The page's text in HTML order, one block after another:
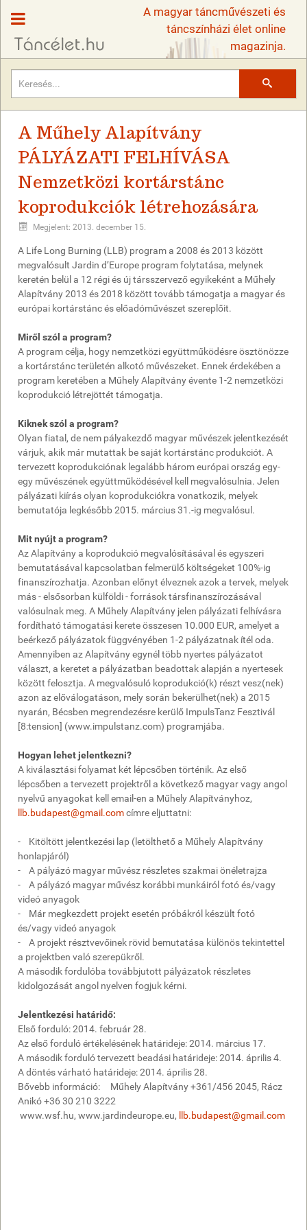
A magyar táncművészeti és
táncszínházi élet online
magazinja.
A Műhely Alapítvány
PÁLYÁZATI FELHÍVÁSA
Nemzetközi kortárstánc
koprodukciók létrehozására
Megjelent: 2013. december 15.
A Life Long Burning (LLB) program a 2008 és 2013 között
megvalósult Jardin d’Europe program folytatása, melynek
keretén belül a 12 régi és új társszervező egyikeként a Műhely
Alapítvány 2013 és 2018 között tovább támogatja a magyar és
európai kortárstánc és előadóművészet szereplőit.
Miről szól a program?
A program célja, hogy nemzetközi együttműködésre ösztönözze
a kortárstánc területén alkotó művészeket. Ennek érdekében a
program keretében a Műhely Alapítvány évente 1-2 nemzetközi
koprodukció létrejöttét támogatja.
Kiknek szól a program?
Olyan fiatal, de nem pályakezdő magyar művészek jelentkezését
várjuk, akik már mutattak be saját kortárstánc produkciót. A
tervezett koprodukciónak legalább három európai ország egy-
egy művészének együttműködésével kell megvalósulnia. Jelen
pályázati kiírás olyan koprodukciókra vonatkozik, melyek
bemutatója legkésőbb 2015. március 31.-ig megvalósul.
Mit nyújt a program?
Az Alapítvány a koprodukció megvalósításával és egyszeri
bemutatásával kapcsolatban felmerülő költségeket 100%-ig
finanszírozhatja. Azonban előnyt élveznek azok a tervek, melyek
más - elsősorban külföldi - források társfinanszírozásával
valósulnak meg. A Műhely Alapítvány jelen pályázati felhívásra
fordítható támogatási kerete összesen 10.000 EUR, amelyet a
beérkező pályázatok függvényében 1-2 pályázatnak ítél oda.
Amennyiben az Alapítvány egynél több nyertes pályázatot
választ, a keretet a pályázatban beadottak alapján a nyertesek
között felosztja. A megvalósuló koprodukció(k) részt vesz(nek)
azon az előválogatáson, mely során bekerülhet(nek) a 2015
nyarán, Bécsben megrendezésre kerülő ImpulsTanz Fesztivál
[8:tension] (www.impulstanz.com) programjába.
Hogyan lehet jelentkezni?
A kiválasztási folyamat két lépcsőben történik. Az első
lépcsőben a tervezett projektről a következő magyar vagy angol
nyelvű anyagokat kell email-en a Műhely Alapítványhoz,
llb.budapest@gmail.comcímre eljuttatni:
- Kitöltött jelentkezési lap (letölthető a Műhely Alapítvány
honlapjáról)
- A pályázó magyar művész részletes szakmai önéletrajza
- A pályázó magyar művész korábbi munkáiról fotó és/vagy
videó anyagok
- Már megkezdett projekt esetén próbákról készült fotó
és/vagy videó anyagok
- A projekt résztvevőinek rövid bemutatása különös tekintettel
a projektben való szerepükről.
A második fordulóba továbbjutott pályázatok részletes
kidolgozását angol nyelven fogjuk kérni.
Jelentkezési határidő:
Első forduló: 2014. február 28.
Az első forduló értékelésének határideje: 2014. március 17.
A második forduló tervezett beadási határideje: 2014. április 4.
A döntés várható határideje: 2014. április 28.
Bővebb információ: Műhely Alapítvány +361/456 2045, Rácz
Anikó +36 30 210 3222
www.wsf.hu, www.jardindeurope.eu,
llb.budapest@gmail.com